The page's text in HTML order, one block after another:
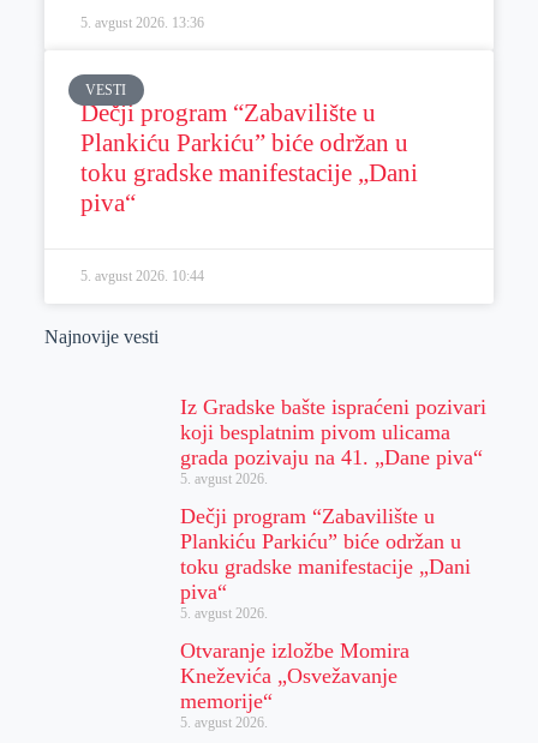
5. avgust 2026. 13:36
VESTI
Dečji program “Zabavilište u
Plankiću Parkiću” biće održan u
toku gradske manifestacije „Dani
piva“
5. avgust 2026. 10:44
Najnovije vesti
Iz Gradske bašte ispraćeni pozivari
koji besplatnim pivom ulicama
grada pozivaju na 41. „Dane piva“
5. avgust 2026.
Dečji program “Zabavilište u
Plankiću Parkiću” biće održan u
toku gradske manifestacije „Dani
piva“
5. avgust 2026.
Otvaranje izložbe Momira
Kneževića „Osvežavanje
memorije“
5. avgust 2026.